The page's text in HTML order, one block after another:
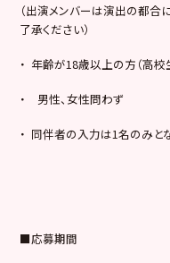
（出演メンバーは演出の都合
了承ください）
・ 年齢が18歳以上の方（高校
・ 男性、女性問わず
・ 同伴者の入力は1名のみとな
■応募期間